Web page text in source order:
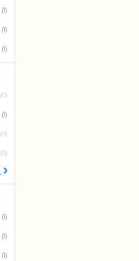
(1)
(1)
(1)
(0)
(1)
(0)
(0)
(1)
(1)
(1)